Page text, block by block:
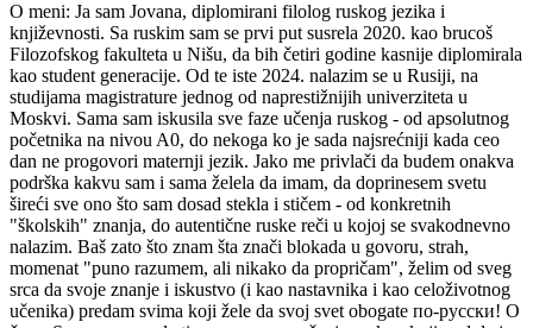
O meni: Ja sam Jovana, diplomirani filolog ruskog jezika i
književnosti. Sa ruskim sam se prvi put susrela 2020. kao brucoš
Filozofskog fakulteta u Nišu, da bih četiri godine kasnije diplomirala
kao student generacije. Od te iste 2024. nalazim se u Rusiji, na
studijama magistrature jednog od naprestižnijih univerziteta u
Moskvi. Sama sam iskusila sve faze učenja ruskog - od apsolutnog
početnika na nivou A0, do nekoga ko je sada najsrećniji kada ceo
dan ne progovori maternji jezik. Jako me privlači da budem onakva
podrška kakvu sam i sama želela da imam, da doprinesem svetu
šireći sve ono što sam dosad stekla i stičem - od konkretnih
"školskih" znanja, do autentične ruske reči u kojoj se svakodnevno
nalazim. Baš zato što znam šta znači blokada u govoru, strah,
momenat "puno razumem, ali nikako da propričam", želim od sveg
srca da svoje znanje i iskustvo (i kao nastavnika i kao celoživotnog
učenika) predam svima koji žele da svoj svet obogate по-русски! O